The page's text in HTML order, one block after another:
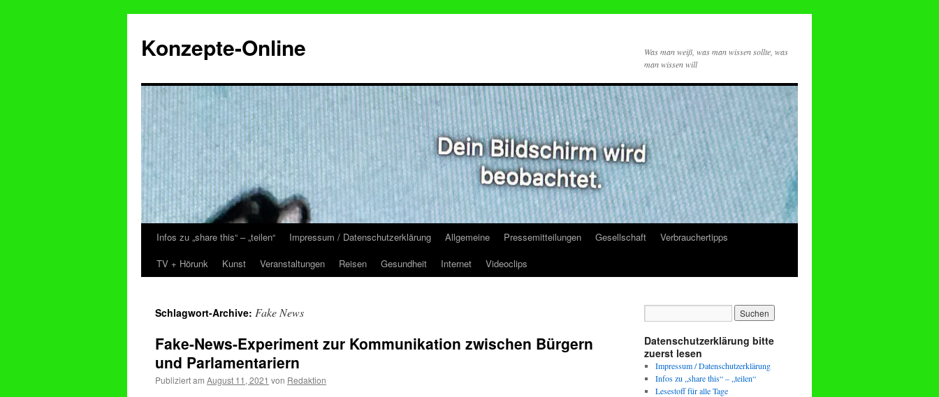
Konzepte-Online
Was man weiß, was man wissen sollte, was
man wissen will
Zum
Inhalt
Infos zu „share this“ – „teilen“ Impressum / Datenschutzerklärung Allgemeine Pressemitteilungen Gesellschaft
Verbrauchertipps
TV + Hörunk
Kunst Veranstaltungen Reisen Gesundheit Internet Videoclips
Schlagwort-Archive: Fake News
Fake-News-Experiment zur Kommunikation zwischen Bürgern
und Parlamentariern
Publiziert am August 11, 2021 von Redaktion
Datenschutzerklärung bitte
zuerst lesen
Impressum / Datenschutzerklärung
Infos zu „share this“ – „teilen“
Lesestoff für alle Tage